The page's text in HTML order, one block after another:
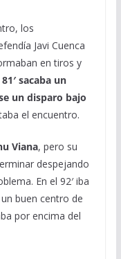
los
Javi Cuenca
en tiros y
sacaba un
un disparo bajo
el encuentro.
Viana, pero su
despejando
En el 92′ iba
buen centro de
por encima del